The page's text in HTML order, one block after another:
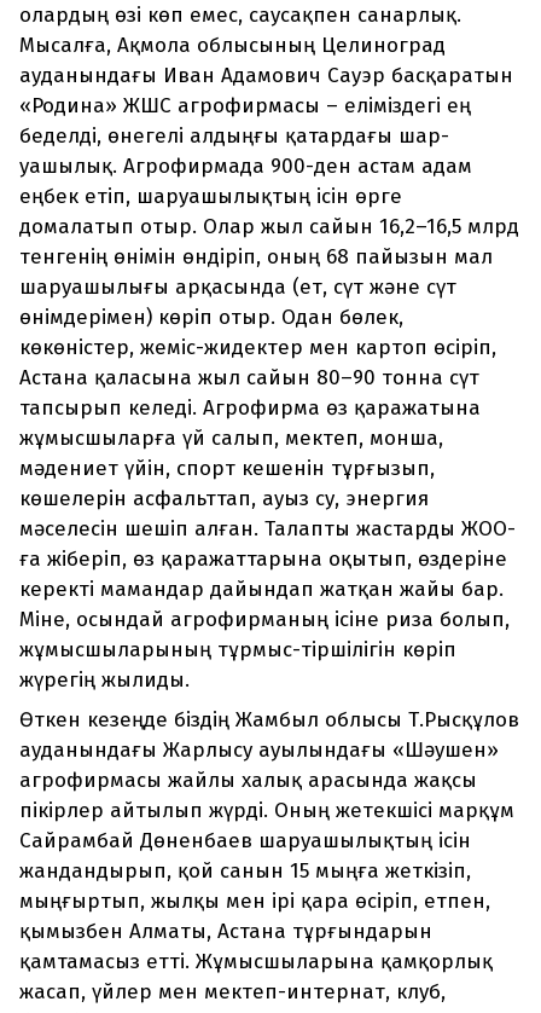
олардың өзі көп емес, саусақпен санарлық.
Мысалға, Ақмола облысының Целиноград
ауданындағы Иван Адамович Сауэр басқаратын
«Родина» ЖШС агрофирмасы – еліміздегі ең
беделді, өнегелі алдыңғы қатардағы шар­
уашылық. Агрофирмада 900-ден астам адам
еңбек етіп, шар­уашылықтың ісін өрге
домалатып отыр. Олар жыл сайын 16,2–16,5 млрд
тенгенің өнімін өндіріп, оның 68 пайызын мал
шаруашылығы арқасында (ет, сүт және сүт
өнімдерімен) көріп отыр. Одан бөлек,
көкөністер, жеміс-жидектер мен картоп өсіріп,
Астана қаласына жыл сайын 80–90 тонна сүт
тапсырып келеді. Агрофирма өз қаражатына
жұмысшыларға үй салып, мектеп, монша,
мәдениет үйін, спорт кешенін тұрғызып,
көшелерін асфальт­тап, ауыз су, энергия
мәселесін шешіп алған. Талапты жастарды ЖОО-
ға жіберіп, өз қаражаттарына оқытып, өздеріне
керекті мамандар дайындап жатқан жайы бар.
Міне, осындай агрофирманың ісіне риза болып,
жұмысшыларының тұрмыс-тіршілігін көріп
жүрегің жылиды.
Өткен кезеңде біздің Жамбыл облысы Т.Рысқұлов
ауданындағы Жарлысу ауылындағы «Шәушен»
агрофирмасы жайлы халық арасында жақсы
пікірлер айтылып жүрді. Оның жетекшісі марқұм
Сайрамбай Дөненбаев шаруашылықтың ісін
жандандырып, қой санын 15 мыңға жеткізіп,
мыңғыртып, жылқы мен ірі қара өсіріп, етпен,
қымызбен Алматы, Астана тұрғындарын
қамтамасыз етті. Жұмысшыларына қамқорлық
жасап, үйлер мен мектеп-интернат, клуб,